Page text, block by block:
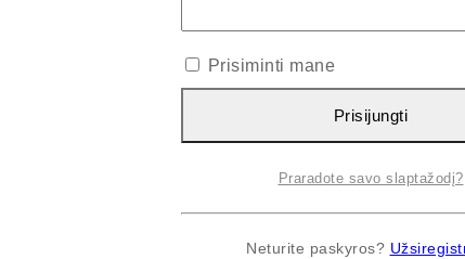
Prisiminti mane
Prisijungti
Praradote savo slaptažodį?
Neturite paskyros?